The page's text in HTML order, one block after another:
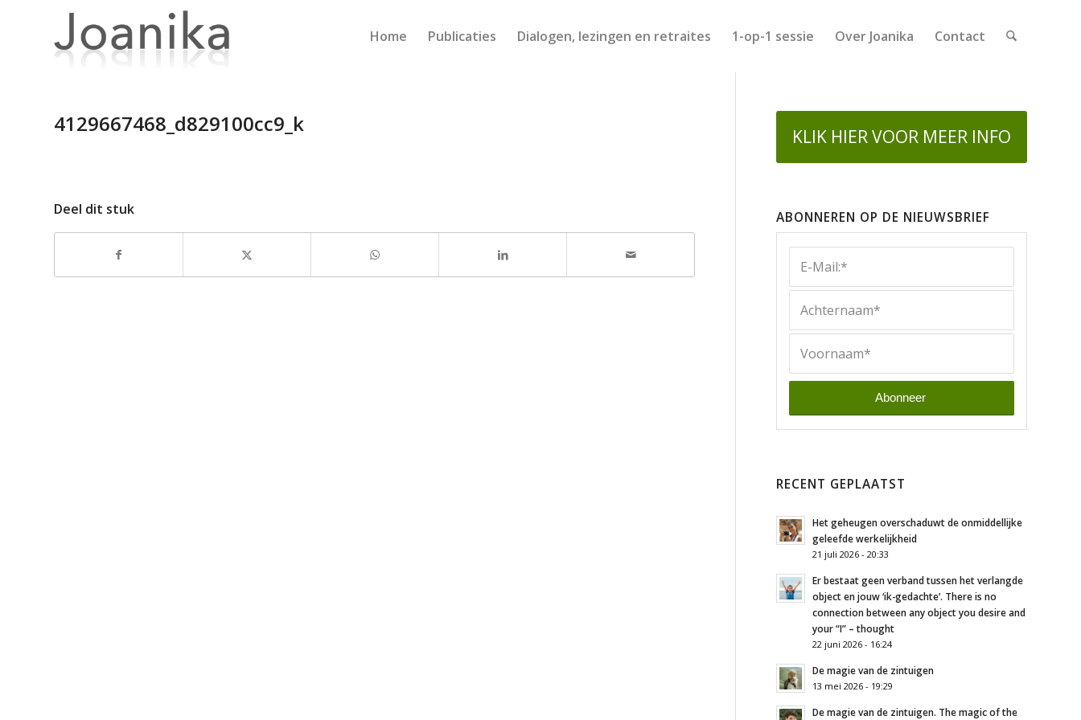
Home Publicaties Dialogen, lezingen en retraites 1-op-1 sessie Over Joanika Contact
4129667468_d829100cc9_k
Deel dit stuk
KLIK HIER VOOR MEER INFO
ABONNEREN OP DE NIEUWSBRIEF
RECENT GEPLAATST
Het geheugen overschaduwt de onmiddellijke
geleefde werkelijkheid
21 juli 2026 - 20:33
Er bestaat geen verband tussen het verlangde
object en jouw ‘ik-gedachte’. There is no
connection between any object you desire and
your “I” – thought
22 juni 2026 - 16:24
De magie van de zintuigen
13 mei 2026 - 19:29
De magie van de zintuigen. The magic of the